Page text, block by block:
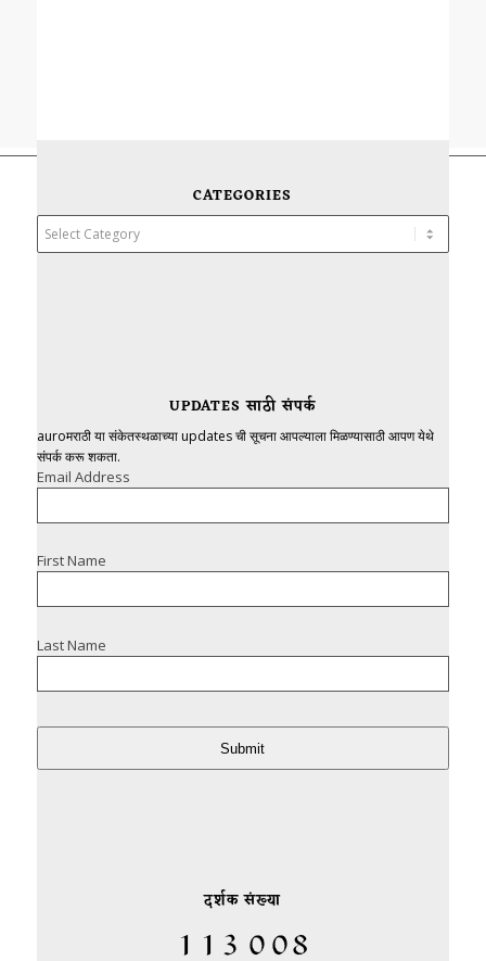
CATEGORIES
UPDATES साठी संपर्क
auroमराठी या संकेतस्थळाच्या updates ची सूचना आपल्याला मिळण्यासाठी आपण येथे
संपर्क करू शकता.
Email Address
First Name
Last Name
Submit
दर्शक संख्या